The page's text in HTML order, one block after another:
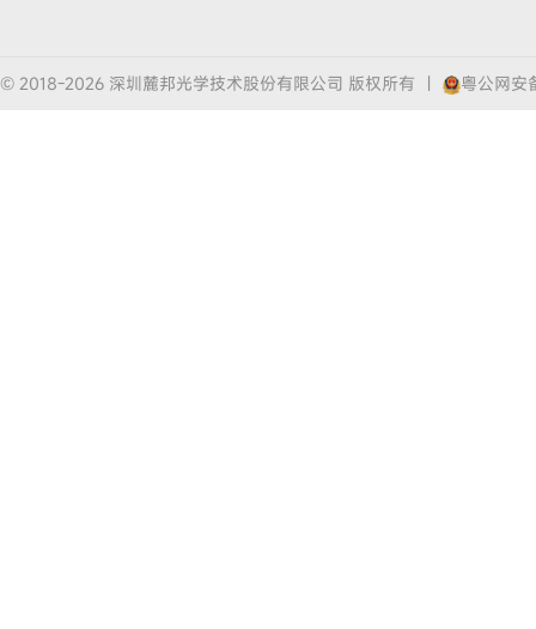
© 2018-2026 深圳麓邦光学技术股份有限公司 版权所有 粤公网安